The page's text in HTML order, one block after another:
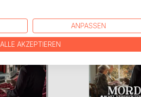
ANPASSEN
ALLE AKZEPTIEREN